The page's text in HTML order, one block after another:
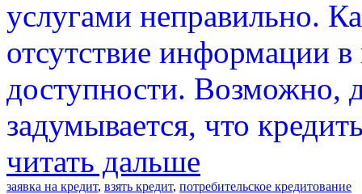
услугами неправильно.
отсутствие информации в
доступности. Возможно,
задумывается, что
читать дальше
заявка на кредит, взять кредит, потребительское кредитование